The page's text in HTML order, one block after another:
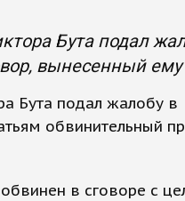
Бута подал
вынесенный ему
Бута подал жалобу в
обвинительный
в сговоре с